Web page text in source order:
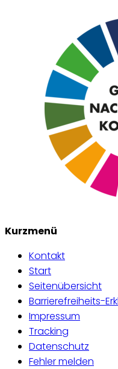
Kurzmenü
Kontakt
Start
Seitenübersicht
Barrierefreiheits-
Impressum
Tracking
Datenschutz
Fehler melden